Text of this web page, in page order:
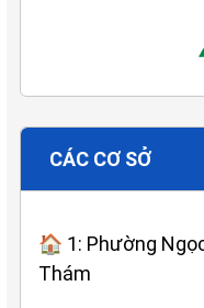
CÁC CƠ SỞ
🏠 1: Phường
Thám